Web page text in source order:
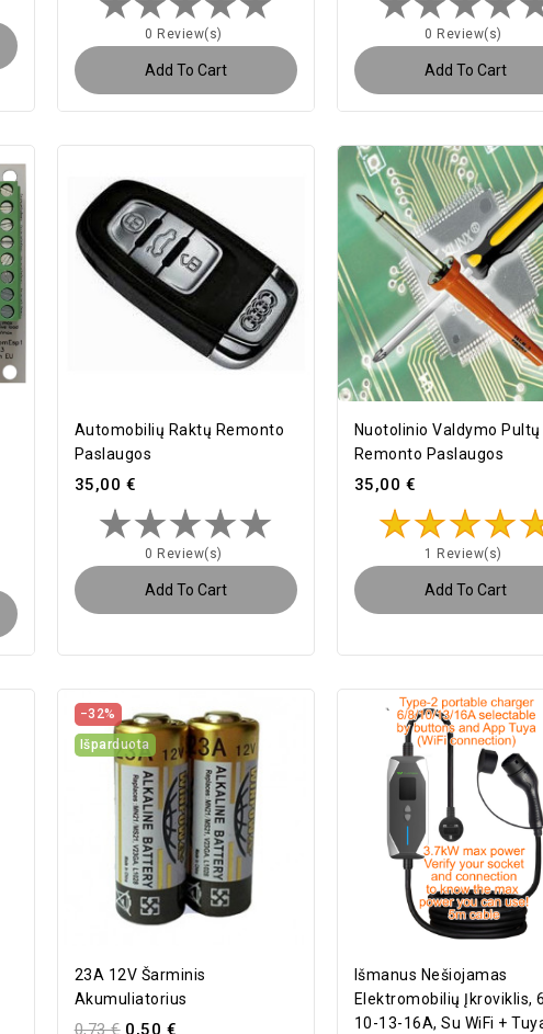
0 Review(s)
Add To Cart
0 Review(s)
Add To Cart
Automobilių Raktų Remonto
Paslaugos
35,00 €
0 Review(s)
Add To Cart
Nuotolinio Valdymo Pultų
Remonto Paslaugos
35,00 €
1 Review(s)
Add To Cart
−32%
Išparduota
23A 12V Šarminis
Akumuliatorius
0,73 € 0,50 €
Išmanus Nešiojamas
Elektromobilių Įkroviklis,
10-13-16A, Su WiFi +